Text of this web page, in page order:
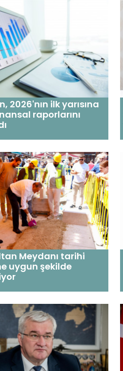
2026'nın ilk yarısına
raporlarını
Meydanı tarihi
uygun şekilde